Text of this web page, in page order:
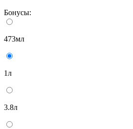
Бонусы:
473мл
1л
3.8л